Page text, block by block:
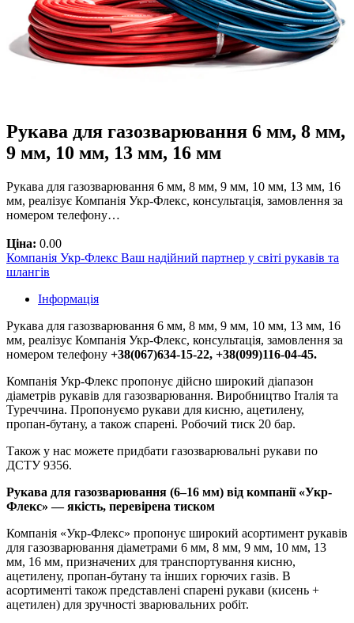
Рукава для газозварювання 6 мм, 8 мм,
9 мм, 10 мм, 13 мм, 16 мм
Рукава для газозварювання 6 мм, 8 мм, 9 мм, 10 мм, 13 мм, 16
мм, реалізує Компанія Укр-Флекс, консультація, замовлення за
номером телефону…
Ціна: 0.00
Компанія Укр-Флекс Ваш надійний партнер у світі рукавів та
шлангів
Інформація
Рукава для газозварювання 6 мм, 8 мм, 9 мм, 10 мм, 13 мм, 16
мм, реалізує Компанія Укр-Флекс, консультація, замовлення за
номером телефону +38(067)634-15-22, +38(099)116-04-45.
Компанія Укр-Флекс пропонує дійсно широкий діапазон
діаметрів рукавів для газозварювання. Виробництво Італія та
Туреччина. Пропонуємо рукави для кисню, ацетилену,
пропан-бутану, а також спарені. Робочий тиск 20 бар.
Також у нас можете придбати газозварювальні рукави по
ДСТУ 9356.
Рукава для газозварювання (6–16 мм) від компанії «Укр-
Флекс» — якість, перевірена тиском
Компанія «Укр-Флекс» пропонує широкий асортимент рукавів
для газозварювання діаметрами 6 мм, 8 мм, 9 мм, 10 мм, 13
мм, 16 мм, призначених для транспортування кисню,
ацетилену, пропан-бутану та інших горючих газів. В
асортименті також представлені спарені рукави (кисень +
ацетилен) для зручності зварювальних робіт.